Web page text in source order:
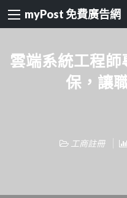
myPost 免費廣告網
雲端系統工程
保，讓
工商註冊